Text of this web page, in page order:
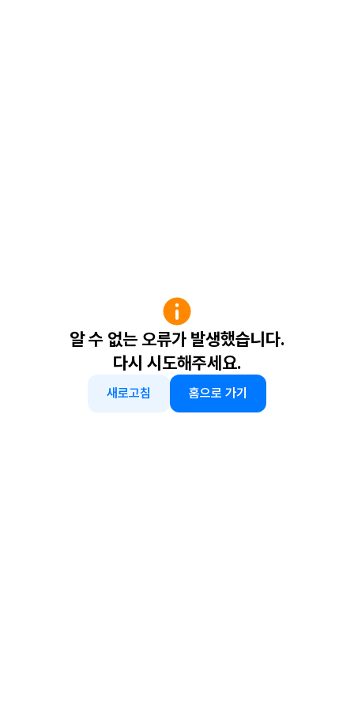
알 수 없는 오류가 발생했습니다.
다시 시도해주세요.
새로고침 홈으로 가기